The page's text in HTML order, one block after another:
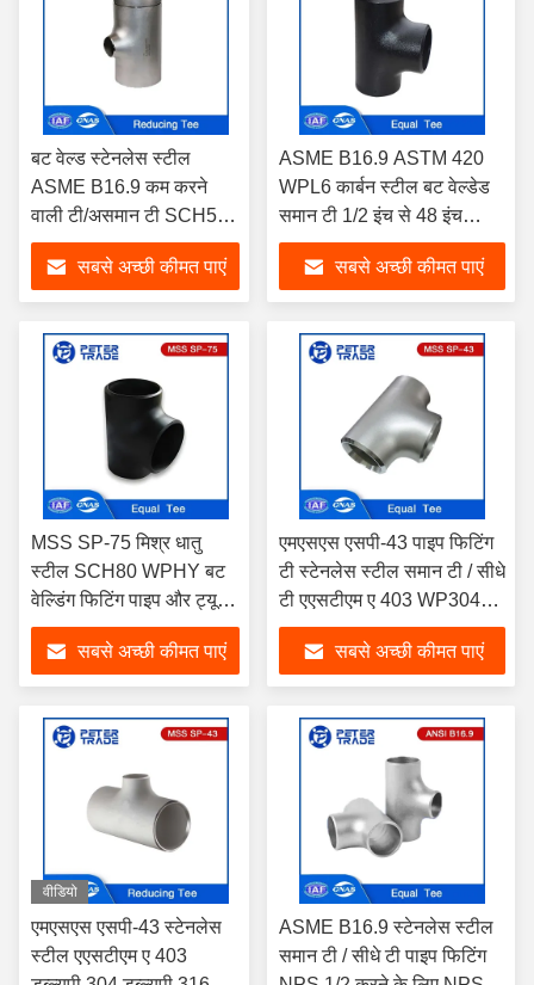
बट वेल्ड स्टेनलेस स्टील
ASME B16.9 कम करने
वाली टी/असमान टी SCH5S-
SCHXXS ASTM WP304
WP316सबसे अच्छी कीमत पाएं
ASME B16.9 ASTM 420
WPL6 कार्बन स्टील बट वेल्डेड
समान टी 1/2 इंच से 48 इंच
SCH40 पानी उपचार के लिए
सबसे अच्छी कीमत पाएं
MSS SP-75 मिश्र धातु
स्टील SCH80 WPHY बट
वेल्डिंग फिटिंग पाइप और ट्यूब
कनेक्शन के लिए समान टी
सबसे अच्छी कीमत पाएं
एमएसएस एसपी-43 पाइप फिटिंग
टी स्टेनलेस स्टील समान टी / सीधे
टी एएसटीएम ए 403 WP304
WP316
सबसे अच्छी कीमत पाएं
वीडियो
एमएसएस एसपी-43 स्टेनलेस
स्टील एएसटीएम ए 403
ASME B16.9 स्टेनलेस स्टील
समान टी / सीधे टी पाइप फिटिंग